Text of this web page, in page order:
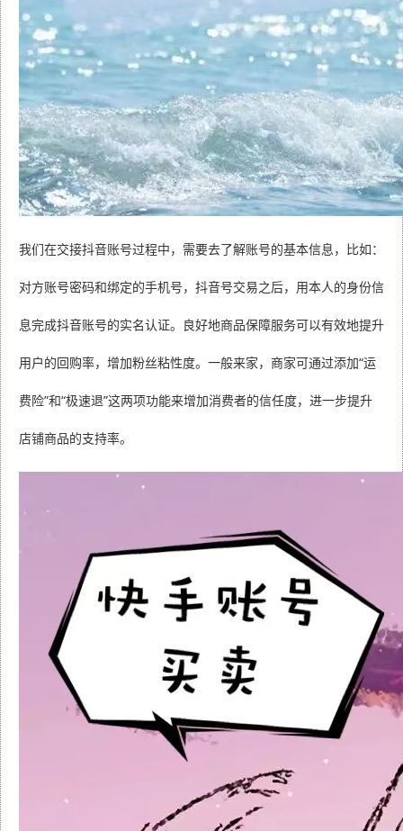
我们在交接抖音账号过程中，需要去了解账号的基本信息，比如：
对方账号密码和绑定的手机号，抖音号交易之后，用本人的身份信
息完成抖音账号的实名认证。良好地商品保障服务可以有效地提升
用户的回购率，增加粉丝粘性度。一般来家，商家可通过添加“运
费险”和“极速退”这两项功能来增加消费者的信任度，进一步提升
店铺商品的支持率。